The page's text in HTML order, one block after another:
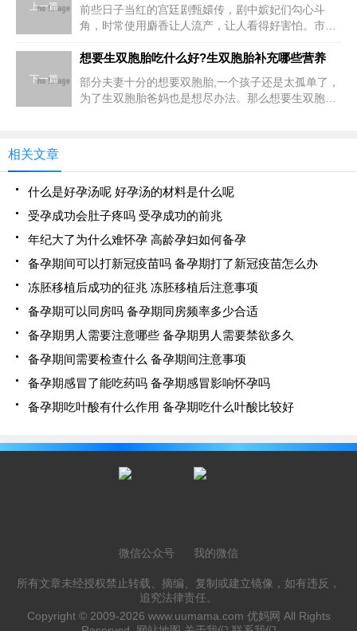
上一篇
前些日子当红的宫廷剧甄嬛传，剧中嫔妃们勾心斗
角，时常使用麝香让人流产，让人看得好害怕。市面
许多人喜欢使用的香水味道之一，但是使用含有麝香
下一篇
想要生双胞胎吃什么好?生双胞胎补充哪些营养
部分夫妻十分的想要双胞胎,一个孩子还是太孤单了，
为了生双胞胎爸妈也是想尽办法。那么想要生双胞胎
相关文章
什么是好孕汤呢 好孕汤的材料是什么呢
受孕成功会肚子疼吗 受孕成功的前兆
年纪大了为什么难怀孕 高龄孕妇如何备孕
备孕期间可以打新冠疫苗吗 备孕期打了新冠疫苗怎么办
冻胚移植后成功的征兆 冻胚移植后注意事项
备孕期可以同房吗 备孕期同房频率多少合适
备孕期男人需要注意哪些 备孕期男人需要禁欲多久
备孕期间需要检查什么 备孕期间注意事项
备孕期感冒了能吃药吗 备孕期感冒影响怀孕吗
备孕期吃叶酸有什么作用 备孕期吃什么叶酸比较好
微信公众号 我的微信
所有文章未经授权禁止转载、摘编、复制或建立镜像，如有违反，
追究法律责任。
Copyright © 2009-2026 www.uumama.com 优妈网 All Rights